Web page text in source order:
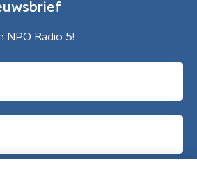
NPO Radio 5!